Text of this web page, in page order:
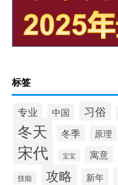
标签
专业 中国 习俗
冬天 冬季 原理
宋代 宝宝 寓意
技能 攻略 新年